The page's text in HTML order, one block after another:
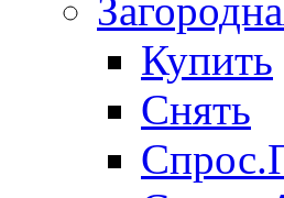
Купить
Снять